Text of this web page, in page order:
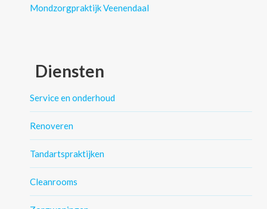
Mondzorgpraktijk Veenendaal
Diensten
Service en onderhoud
Renoveren
Tandartspraktijken
Cleanrooms